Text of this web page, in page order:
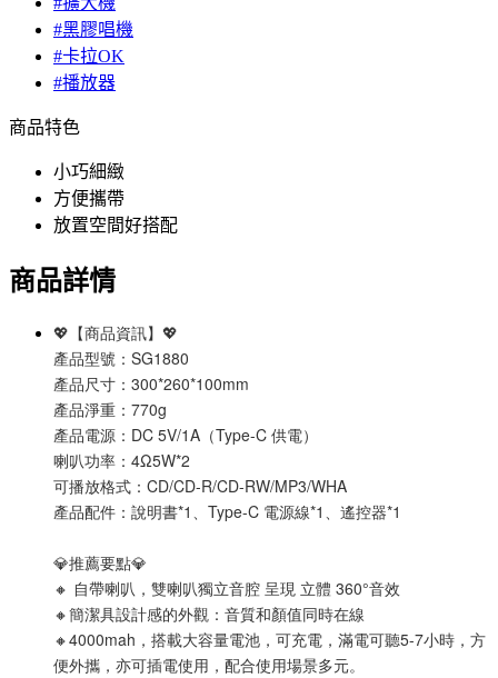
#黑膠唱機
#卡拉OK
#播放器
商品特色
小巧細緻
方便攜帶
放置空間好搭配
商品詳情
💖【商品資訊】💖
產品型號：SG1880
產品尺寸：300*260*100mm
產品淨重：770g
產品電源：DC 5V/1A（Type-C 供電）
喇叭功率：4Ω5W*2
可播放格式：CD/CD-R/CD-RW/MP3/WHA
產品配件：說明書*1、Type-C 電源線*1、遙控器*1
💎推薦要點💎
🔸 自帶喇叭，雙喇叭獨立音腔 呈現 立體 360°音效
🔸簡潔具設計感的外觀：音質和顏值同時在線
🔸4000mah，搭載大容量電池，可充電，滿電可聽5-7小時，方
便外攜，亦可插電使用，配合使用場景多元。